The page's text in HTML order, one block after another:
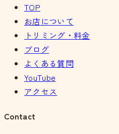
TOP
お店について
トリミング・料金
ブログ
よくある質問
YouTube
アクセス
Contact